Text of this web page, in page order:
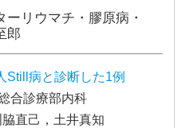
リウマチ・膠原病・
郎
Still病と診断した1例
合診療部内科
直己，土井真知